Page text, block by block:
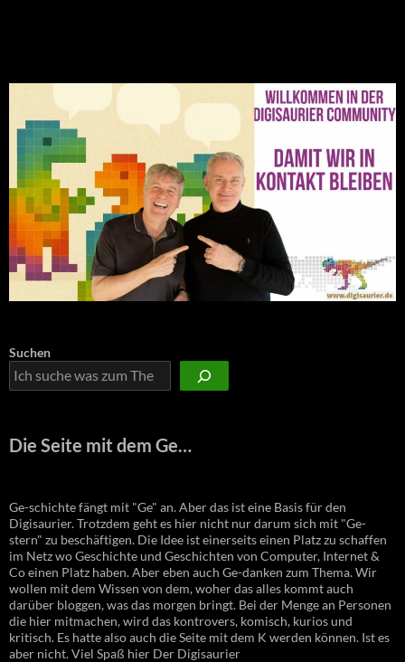
Suchen
Die Seite mit dem Ge…
Ge-schichte fängt mit "Ge" an. Aber das ist eine Basis für den
Digisaurier. Trotzdem geht es hier nicht nur darum sich mit "Ge-
stern" zu beschäftigen. Die Idee ist einerseits einen Platz zu schaffen
im Netz wo Geschichte und Geschichten von Computer, Internet &
Co einen Platz haben. Aber eben auch Ge-danken zum Thema. Wir
wollen mit dem Wissen von dem, woher das alles kommt auch
darüber bloggen, was das morgen bringt. Bei der Menge an Personen
die hier mitmachen, wird das kontrovers, komisch, kurios und
kritisch. Es hatte also auch die Seite mit dem K werden können. Ist es
aber nicht. Viel Spaß hier Der Digisaurier